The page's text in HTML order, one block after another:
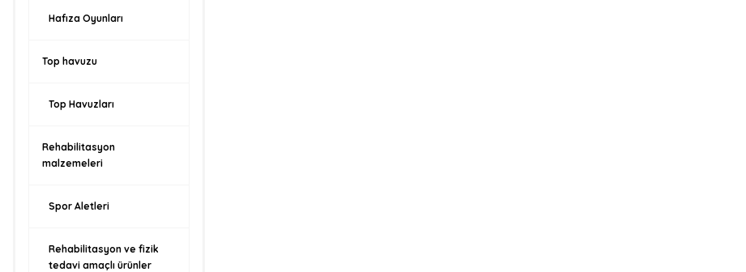
Hafıza Oyunları
Top havuzu
Top Havuzları
Rehabilitasyon
malzemeleri
Spor Aletleri
Rehabilitasyon ve fizik
tedavi amaçlı ürünler